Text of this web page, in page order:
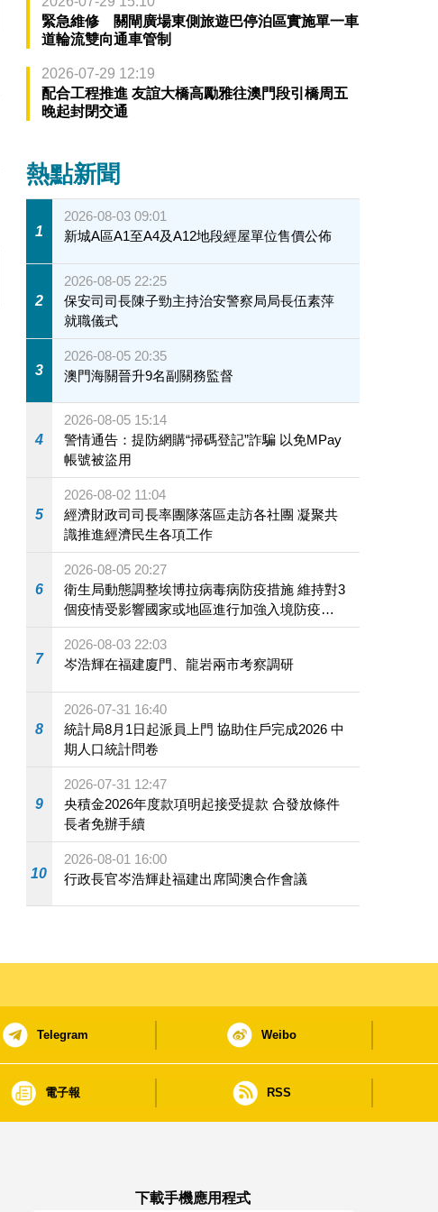
緊急維修 關閘廣場東側旅遊巴停泊區實施單一車
道輪流雙向通車管制
2026-07-29 12:19
配合工程推進 友誼大橋高勵雅往澳門段引橋周五
晚起封閉交通
熱點新聞
1
2026-08-03 09:01
新城A區A1至A4及A12地段經屋單位售價公佈
2
2026-08-05 22:25
保安司司長陳子勁主持治安警察局局長伍素萍
就職儀式
3
2026-08-05 20:35
澳門海關晉升9名副關務監督
4
2026-08-05 15:14
警情通告：提防網購“掃碼登記”詐騙 以免MPay
帳號被盜用
5
2026-08-02 11:04
經濟財政司司長率團隊落區走訪各社團 凝聚共
識推進經濟民生各項工作
6
2026-08-05 20:27
衛生局動態調整埃博拉病毒病防疫措施 維持對3
個疫情受影響國家或地區進行加強入境防疫措
施
7
2026-08-03 22:03
岑浩輝在福建廈門、龍岩兩市考察調研
8
2026-07-31 16:40
統計局8月1日起派員上門 協助住戶完成2026 中
期人口統計問卷
9
2026-07-31 12:47
央積金2026年度款項明起接受提款 合發放條件
長者免辦手續
10
2026-08-01 16:00
行政長官岑浩輝赴福建出席閩澳合作會議
Telegram Weibo
電子報 RSS
下載手機應用程式